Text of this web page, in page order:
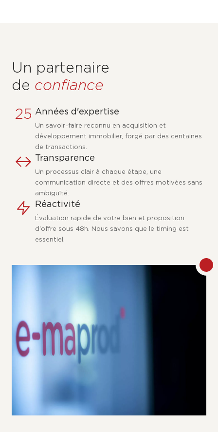
Un partenaire
de confiance
25 Années d'expertise
Un savoir-faire reconnu en acquisition et
développement immobilier, forgé par des centaines
de transactions.
Transparence
Un processus clair à chaque étape, une
communication directe et des offres motivées sans
ambiguïté.
Réactivité
Évaluation rapide de votre bien et proposition
d'offre sous 48h. Nous savons que le timing est
essentiel.